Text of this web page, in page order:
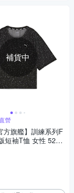
補貨中
營
方旗艦】訓練系列F
短袖T恤 女性 5232